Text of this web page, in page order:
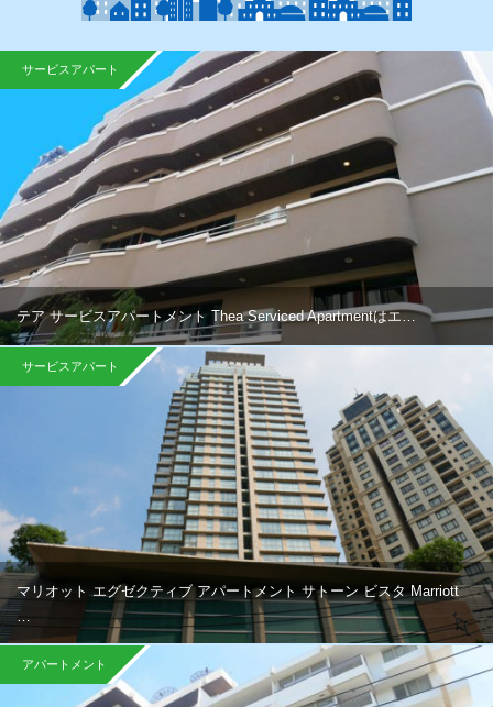
サービスアパート
テア サービスアパートメント Thea Serviced Apartmentはエ…
サービスアパート
マリオット エグゼクティブ アパートメント サトーン ビスタ Marriott
…
アパートメント